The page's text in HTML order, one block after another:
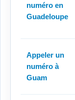
numéro en
Guadeloupe
Appeler un
numéro à
Guam